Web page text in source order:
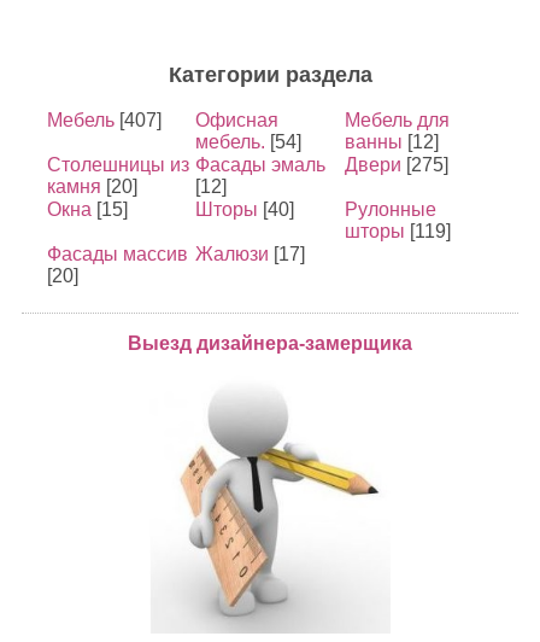
Категории раздела
Мебель [407]
Офисная
мебель. [54]
Мебель для
ванны [12]
Столешницы из
камня [20]
Фасады эмаль
[12]
Двери [275]
Окна [15] Шторы [40]
Рулонные
шторы [119]
Фасады массив
[20]
Жалюзи [17]
Выезд дизайнера-замерщика